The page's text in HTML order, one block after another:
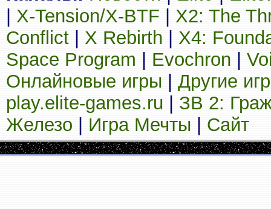
X-Tension/X-BTF
X2: The
Conflict
X Rebirth
X4:
Space Program
Evochron
Онлайновые игры
Другие
play.elite-games.ru
ЗВ 2:
Железо
Игра Мечты Сайт